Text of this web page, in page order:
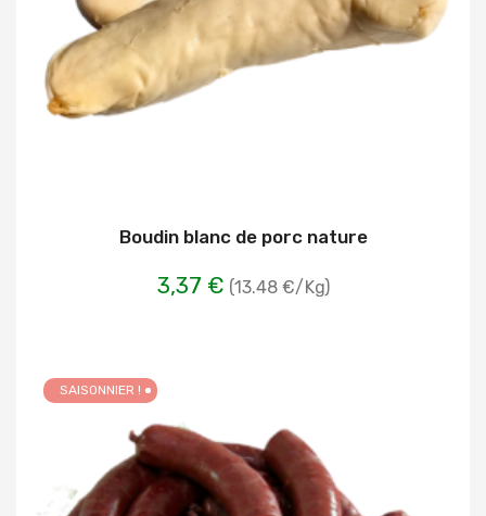
Boudin blanc de porc nature
3,37 € (13.48 €/Kg)
SAISONNIER !